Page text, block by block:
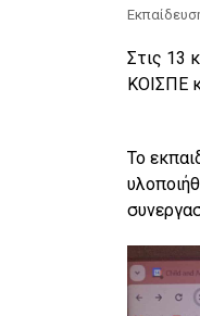
Στις 13
ΚΟΙΣΠΕ
Το